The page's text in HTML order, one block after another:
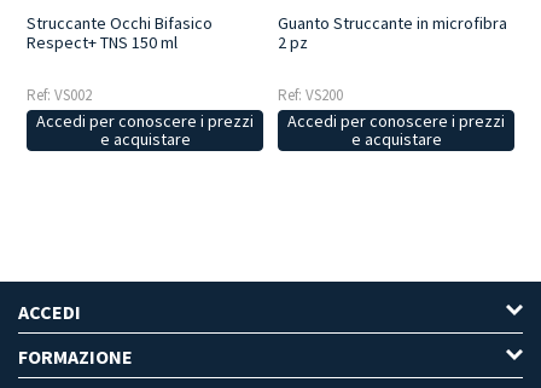
Struccante Occhi Bifasico
Respect+ TNS 150 ml
Ref: VS002
Accedi per conoscere i prezzi
e acquistare
Guanto Struccante in microfibra
2 pz
Ref: VS200
Accedi per conoscere i prezzi
e acquistare
ACCEDI
FORMAZIONE